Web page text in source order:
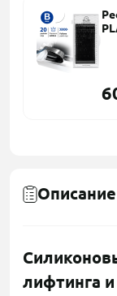
Описание
лифтинга